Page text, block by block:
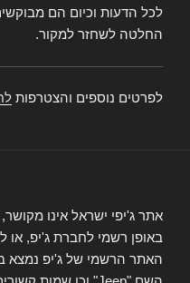
לכל הדעות וכיום הם
החלטה לשחזר למקור.
לפרטים נוספים והצטרפות
אתר ג'יפי ישראל אינו
באופן רשמי לחברת ג'יפ,